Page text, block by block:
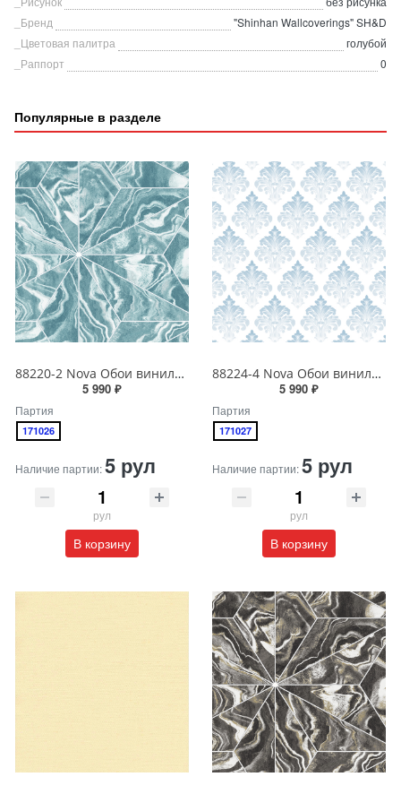
_Бренд
"Shinhan Wallcoverings" SH&D
_Цветовая палитра
голубой
_Раппорт
0
Популярные в разделе
88220-2 Nova Обои виниловые на бумажной основе 1.06*15.6
5 990 ₽
Партия
171026
Наличие партии:5 рул
рул
В корзину
88224-4 Nova Обои виниловые на бумажной основе 1.06*15.6
5 990 ₽
Партия
171027
Наличие партии:5 рул
рул
В корзину